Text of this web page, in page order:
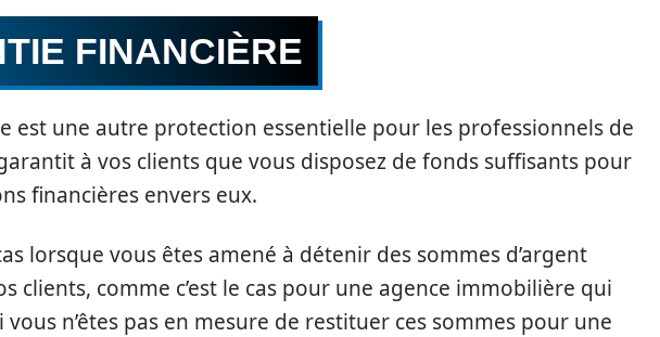
FINANCIÈRE
est une autre protection essentielle pour les professionnels de
à vos clients que vous disposez de fonds suffisants pour
financières envers eux.
lorsque vous êtes amené à détenir des sommes d’argent
clients, comme c’est le cas pour une agence immobilière qui
vous n’êtes pas en mesure de restituer ces sommes pour une